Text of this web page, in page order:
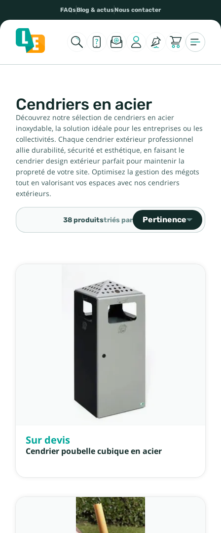
FAQsBlog & actusNous contacter
Cendriers en acier
Découvrez notre sélection de cendriers en acier
inoxydable, la solution idéale pour les entreprises ou les
collectivités. Chaque cendrier extérieur professionnel
allie durabilité, sécurité et esthétique, en faisant le
cendrier design extérieur parfait pour maintenir la
propreté de votre site. Optimisez la gestion des mégots
tout en valorisant vos espaces avec nos cendriers
extérieurs.
38 produitstriés par Pertinence
Sur devis
Cendrier poubelle cubique en acier